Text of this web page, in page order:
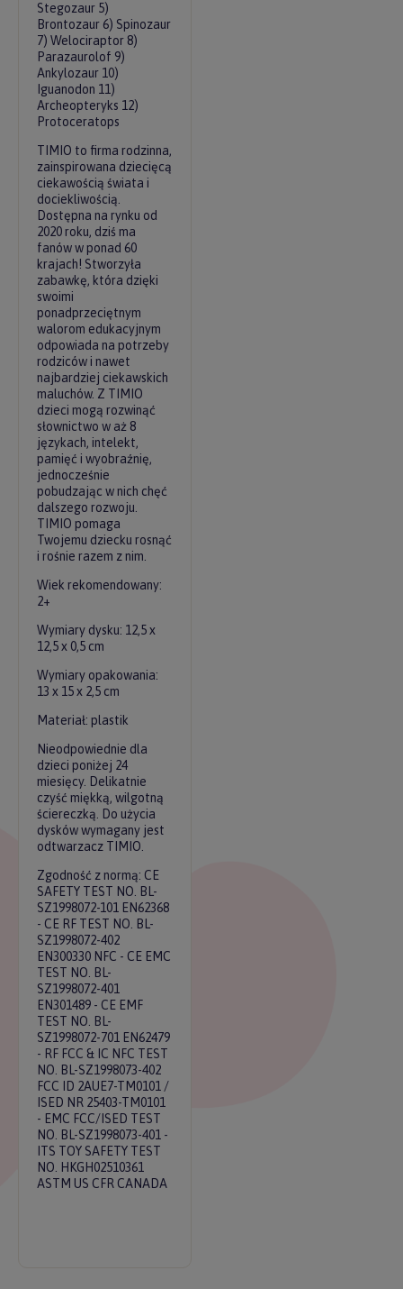
Stegozaur 5)
Brontozaur 6) Spinozaur
7) Welociraptor 8)
Parazaurolof 9)
Ankylozaur 10)
Iguanodon 11)
Archeopteryks 12)
Protoceratops
TIMIO to firma rodzinna,
zainspirowana dziecięcą
ciekawością świata i
dociekliwością.
Dostępna na rynku od
2020 roku, dziś ma
fanów w ponad 60
krajach! Stworzyła
zabawkę, która dzięki
swoimi
ponadprzeciętnym
walorom edukacyjnym
odpowiada na potrzeby
rodziców i nawet
najbardziej ciekawskich
maluchów. Z TIMIO
dzieci mogą rozwinąć
słownictwo w aż 8
językach, intelekt,
pamięć i wyobraźnię,
jednocześnie
pobudzając w nich chęć
dalszego rozwoju.
TIMIO pomaga
Twojemu dziecku rosnąć
i rośnie razem z nim.
Wiek rekomendowany:
2+
Wymiary dysku: 12,5 x
12,5 x 0,5 cm
Wymiary opakowania:
13 x 15 x 2,5 cm
Materiał: plastik
Nieodpowiednie dla
dzieci poniżej 24
miesięcy. Delikatnie
czyść miękką, wilgotną
ściereczką. Do użycia
dysków wymagany jest
odtwarzacz TIMIO.
Zgodność z normą: CE
SAFETY TEST NO. BL-
SZ1998072-101 EN62368
- CE RF TEST NO. BL-
SZ1998072-402
EN300330 NFC - CE EMC
TEST NO. BL-
SZ1998072-401
EN301489 - CE EMF
TEST NO. BL-
SZ1998072-701 EN62479
- RF FCC & IC NFC TEST
NO. BL-SZ1998073-402
FCC ID 2AUE7-TM0101 /
ISED NR 25403-TM0101
- EMC FCC/ISED TEST
NO. BL-SZ1998073-401 -
ITS TOY SAFETY TEST
NO. HKGH02510361
ASTM US CFR CANADA